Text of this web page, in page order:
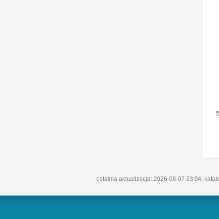
ostatnia aktualizacja: 2026-08-07 23:04,